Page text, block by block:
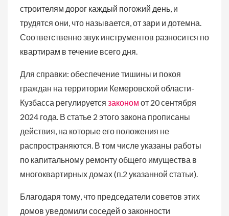
строителям дорог каждый погожий день, и
трудятся они, что называется, от зари и дотемна.
Соответственно звук инструментов разносится по
квартирам в течение всего дня.
Для справки: обеспечение тишины и покоя
граждан на территории Кемеровской области-
Кузбасса регулируется законом от 20 сентября
2024 года. В статье 2 этого закона прописаны
действия, на которые его положения не
распространяются. В том числе указаны работы
по капитальному ремонту общего имущества в
многоквартирных домах (п.2 указанной статьи).
Благодаря тому, что председатели советов этих
домов уведомили соседей о законности